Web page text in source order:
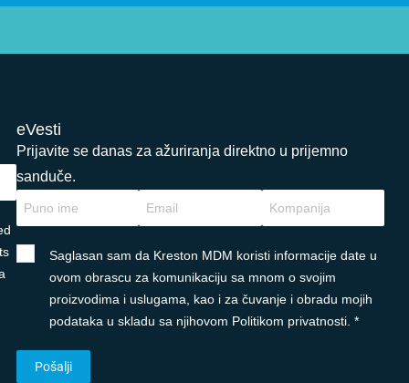
eVesti
Prijavite se danas za ažuriranja direktno u prijemno
sanduče.
Saglasan sam da Kreston MDM koristi informacije date u
ovom obrascu za komunikaciju sa mnom o svojim
proizvodima i uslugama, kao i za čuvanje i obradu mojih
podataka u skladu sa njihovom Politikom privatnosti. *